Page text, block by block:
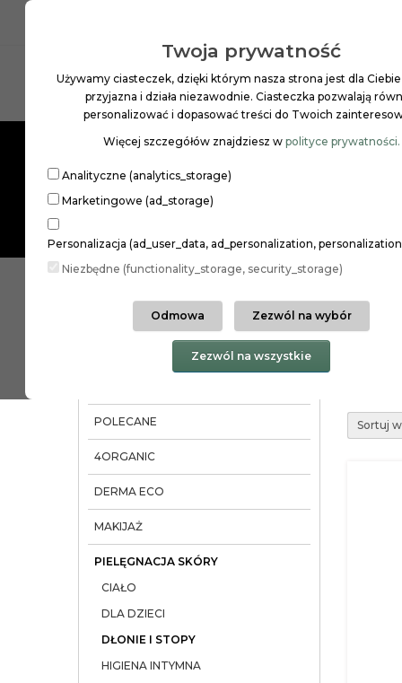
Twoja prywatność
Używamy ciasteczek, dzięki którym nasza strona jest dla
przyjazna i działa niezawodnie. Ciasteczka pozwalają
personalizować i dopasować treści do Twoich
Więcej szczegółów znajdziesz w polityce prywatności.
Analityczne (analytics_storage)
Marketingowe (ad_storage)
Personalizacja (ad_user_data, ad_personalization,
Niezbędne (functionality_storage, security_storage)
Odmowa Zezwól na wybór
Zezwól na wszystkie
Szukaj
POLECANE
4ORGANIC
DERMA ECO
MAKIJAŻ
PIELĘGNACJA SKÓRY
CIAŁO
DLA DZIECI
DŁONIE I STOPY
HIGIENA INTYMNA
ŻELE
Sortuj